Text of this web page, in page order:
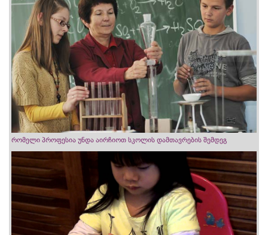
რომელი პროფესია უნდა აირჩიოთ სკოლის დამთავრების შემდეგ